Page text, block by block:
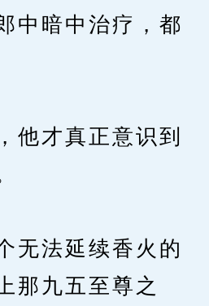
中暗中治疗，都
才真正意识到
法延续香火的
那九五至尊之